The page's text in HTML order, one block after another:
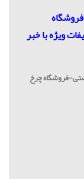
ویژه با خبر
فروشگاه چرخ